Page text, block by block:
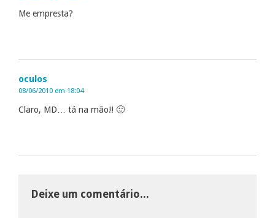
Me empresta?
oculos
08/06/2010 em 18:04
Claro, MD… tá na mão!! 🙂
Deixe um comentário...